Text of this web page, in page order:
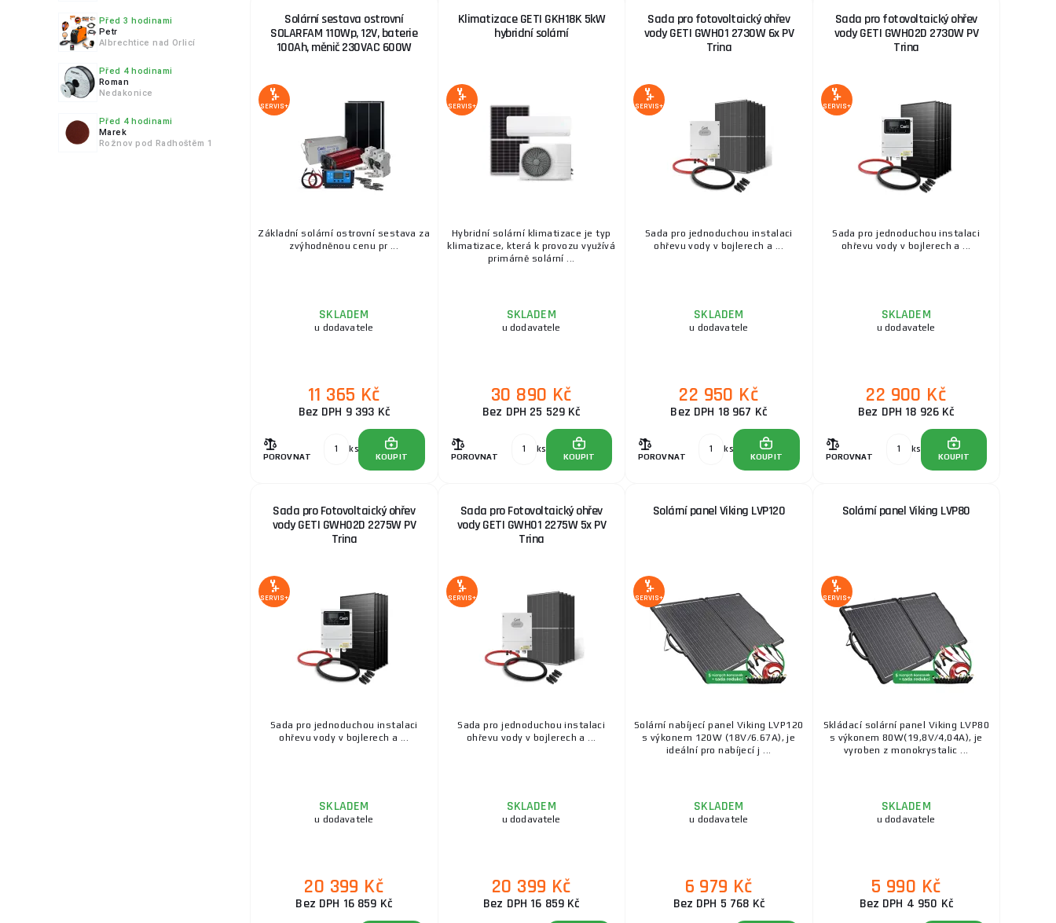
Před 3 hodinami
Petr
Albrechtice nad Orlicí
Před 4 hodinami
Roman
Nedakonice
Před 4 hodinami
Marek
Rožnov pod Radhoštěm 1
Solární sestava ostrovní
SOLARFAM 110Wp, 12V, baterie
100Ah, měnič 230VAC 600W
SERVIS+
Základní solární ostrovní sestava za
zvýhodněnou cenu pr ...
SKLADEM
u dodavatele
11 365 Kč
Bez DPH 9 393 Kč
POROVNAT
ks
KOUPIT
Klimatizace GETI GKH18K 5kW
hybridní solární
SERVIS+
Hybridní solární klimatizace je typ
klimatizace, která k provozu využívá
primárně solární ...
SKLADEM
u dodavatele
30 890 Kč
Bez DPH 25 529 Kč
POROVNAT
ks
KOUPIT
Sada pro fotovoltaický ohřev
vody GETI GWH01 2730W 6x PV
Trina
SERVIS+
Sada pro jednoduchou instalaci
ohřevu vody v bojlerech a ...
SKLADEM
u dodavatele
22 950 Kč
Bez DPH 18 967 Kč
POROVNAT
ks
KOUPIT
Sada pro fotovoltaický ohřev
vody GETI GWH02D 2730W PV
Trina
SERVIS+
Sada pro jednoduchou instalaci
ohřevu vody v bojlerech a ...
SKLADEM
u dodavatele
22 900 Kč
Bez DPH 18 926 Kč
POROVNAT
ks
KOUPIT
Sada pro Fotovoltaický ohřev
vody GETI GWH02D 2275W PV
Trina
SERVIS+
Sada pro jednoduchou instalaci
ohřevu vody v bojlerech a ...
SKLADEM
u dodavatele
20 399 Kč
Bez DPH 16 859 Kč
Sada pro Fotovoltaický ohřev
vody GETI GWH01 2275W 5x PV
Trina
SERVIS+
Sada pro jednoduchou instalaci
ohřevu vody v bojlerech a ...
SKLADEM
u dodavatele
20 399 Kč
Bez DPH 16 859 Kč
Solární panel Viking LVP120
SERVIS+
Solární nabíjecí panel Viking LVP120
s výkonem 120W (18V/6.67A), je
ideální pro nabíjecí j ...
SKLADEM
u dodavatele
6 979 Kč
Bez DPH 5 768 Kč
Solární panel Viking LVP80
SERVIS+
Skládací solární panel Viking LVP80
s výkonem 80W(19,8V/4,04A), je
vyroben z monokrystalic ...
SKLADEM
u dodavatele
5 990 Kč
Bez DPH 4 950 Kč